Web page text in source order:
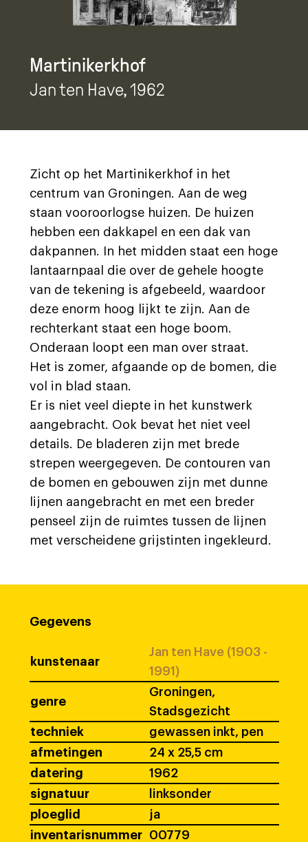
Martinikerkhof
Jan ten Have, 1962
Zicht op het Martinikerkhof in het
centrum van Groningen. Aan de weg
staan vooroorlogse huizen. De huizen
hebben een dakkapel en een dak van
dakpannen. In het midden staat een hoge
lantaarnpaal die over de gehele hoogte
van de tekening is afgebeeld, waardoor
deze enorm hoog lijkt te zijn. Aan de
rechterkant staat een hoge boom.
Onderaan loopt een man over straat.
Het is zomer, afgaande op de bomen, die
vol in blad staan.
Er is niet veel diepte in het kunstwerk
aangebracht. Ook bevat het niet veel
details. De bladeren zijn met brede
strepen weergegeven. De contouren van
de bomen en gebouwen zijn met dunne
lijnen aangebracht en met een breder
penseel zijn de ruimtes tussen de lijnen
met verscheidene grijstinten ingekleurd.
Gegevens
kunstenaar
Jan ten Have (1903 -
1991)
genre
Groningen,
Stadsgezicht
techniek
gewassen inkt, pen
afmetingen
24 x 25,5 cm
datering
1962
signatuur
linksonder
ploeglid
ja
inventarisnummer
00779